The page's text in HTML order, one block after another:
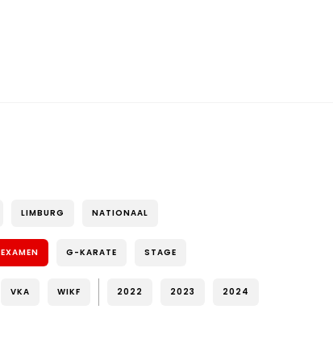
LIMBURG NATIONAAL
EXAMEN G-KARATE STAGE
VKA WIKF 2022 2023 2024